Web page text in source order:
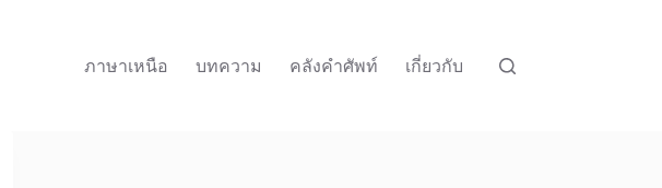
ภาษาเหนือ
บทความ คลังคำศัพท์ เกี่ยวกับ